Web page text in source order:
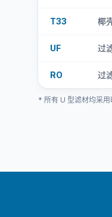
T33 椰
UF 过
RO 过
* 所有 U 型滤材均采